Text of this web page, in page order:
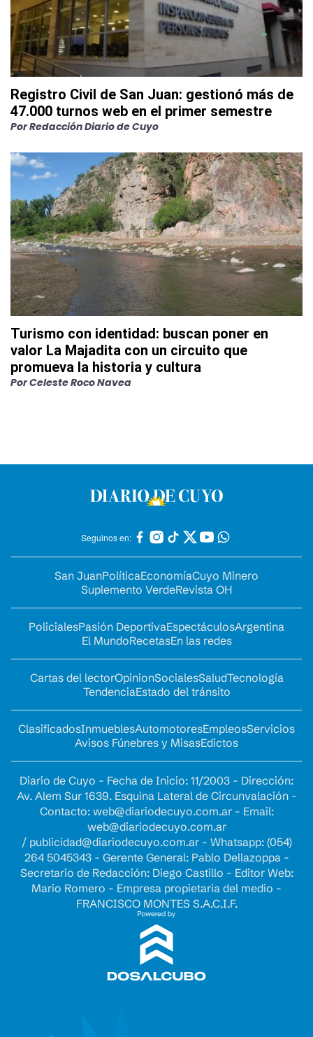
Registro Civil de San Juan: gestionó más de
47.000 turnos web en el primer semestre
PorRedacción Diario de Cuyo
Turismo con identidad: buscan poner en
valor La Majadita con un circuito que
promueva la historia y cultura
PorCeleste Roco Navea
Seguinos en:
San JuanPolíticaEconomíaCuyo Minero
Suplemento VerdeRevista OH
PolicialesPasión DeportivaEspectáculosArgentina
El MundoRecetasEn las redes
Cartas del lectorOpinionSocialesSaludTecnología
TendenciaEstado del tránsito
ClasificadosInmueblesAutomotoresEmpleosServicios
Avisos Fúnebres y MisasEdictos
Diario de Cuyo - Fecha de Inicio: 11/2003 - Dirección:
Av. Alem Sur 1639. Esquina Lateral de Circunvalación -
Contacto: web@diariodecuyo.com.ar- Email:
web@diariodecuyo.com.ar
/ publicidad@diariodecuyo.com.ar- Whatsapp: (054)
264 5045343 - Gerente General: Pablo Dellazoppa -
Secretario de Redacción: Diego Castillo - Editor Web:
Mario Romero - Empresa propietaria del medio -
FRANCISCO MONTES S.A.C.I.F.